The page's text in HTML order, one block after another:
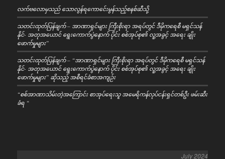
လက်ဗလောမှသည် သောလွန်ရကောင်ေးမွန်သည့်စနစ်ဆီသို့
သတင်းထုတ်ပြန်ချက် – အာဏာရှင်များ ကြီးစိုးရာ အရပ်တွင် ဒီမိုကရေစီ မရှင်သန်
နိုင်- အတုအယောင် ရွေးကောက်ပွဲနောက် ပိုင်း စစ်အုပ်စု၏ လူ့အခွင့် အရေး ချိုး
ဖောက်မှုများ”
သတင်းထုတ်ပြန်ချက် – “အာဏာရှင်များ ကြီးစိုးရာ အရပ်တွင် ဒီမိုကရေစီ မရှင်သန်
နိုင်- အတုအယောင် ရွေးကောက်ပွဲနောက် ပိုင်း စစ်အုပ်စု၏ လူ့အခွင့် အရေး ချိုး
ဖောက်မှုများ” ဆိုသည့် အစီရင်ခံစာအကျဉ်း
“စစ်အာဏာသိမ်းတဲ့အကြောင်း စာအုပ်ရေးသူ အမေရိကန်လုပ်ငန်းရှင်တစ်ဦး ဖမ်းဆီး
ခံရ “
July 2024